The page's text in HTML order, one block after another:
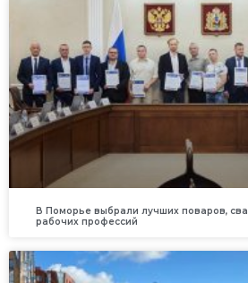
В Поморье выбрали лучших поваров,
рабочих профессий